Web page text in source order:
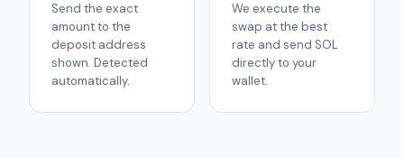
Send the exact
amount to the
deposit address
shown. Detected
automatically.
We execute the
swap at the best
rate and send SOL
directly to your
wallet.